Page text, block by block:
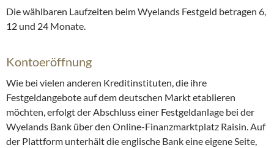
Die wählbaren Laufzeiten beim Wyelands Festgeld betragen 6,
12 und 24 Monate.
Kontoeröffnung
Wie bei vielen anderen Kreditinstituten, die ihre
Festgeldangebote auf dem deutschen Markt etablieren
möchten, erfolgt der Abschluss einer Festgeldanlage bei der
Wyelands Bank über den Online-Finanzmarktplatz Raisin. Auf
der Plattform unterhält die englische Bank eine eigene Seite,